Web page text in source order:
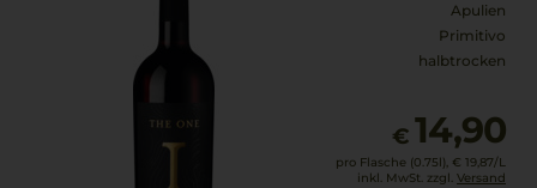
Apulien
Primitivo
halbtrocken
€ 14,90
pro Flasche (0.75l), € 19,87/L
inkl. MwSt. zzgl. Versand